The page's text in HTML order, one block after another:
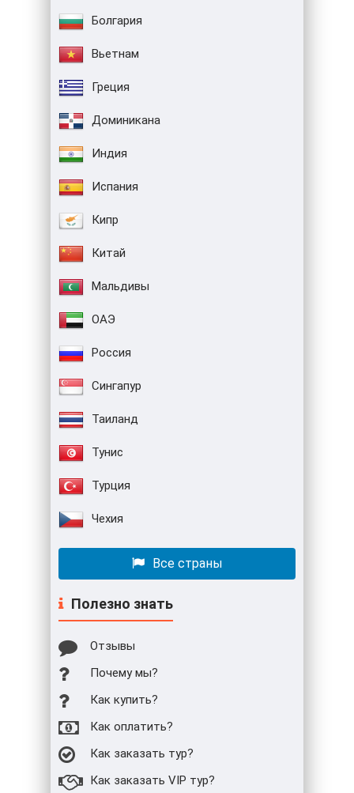
Болгария
Вьетнам
Греция
Доминикана
Индия
Испания
Кипр
Китай
Мальдивы
ОАЭ
Россия
Сингапур
Таиланд
Тунис
Турция
Чехия
Все страны
Полезно знать
Отзывы
Почему мы?
Как купить?
Как оплатить?
Как заказать тур?
Как заказать VIP тур?